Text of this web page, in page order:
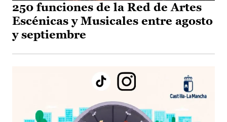
250 funciones de la Red de Artes
Escénicas y Musicales entre agosto
y septiembre